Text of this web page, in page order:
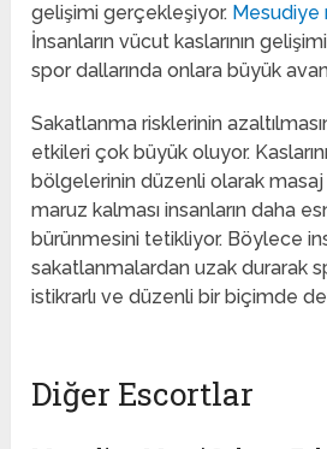
gelişimi gerçekleşiyor.
İnsanların vücut kaslarının
spor dallarında onlara büyük
Sakatlanma risklerinin
etkileri çok büyük oluyor.
bölgelerinin düzenli olarak masaj
maruz kalması insanların daha
bürünmesini tetikliyor. Böylece
sakatlanmalardan uzak durarak
istikrarlı ve düzenli bir biçimde
Diğer Escortlar